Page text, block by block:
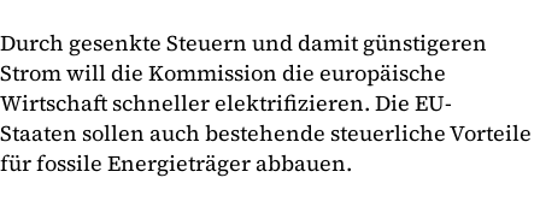
Durch gesenkte Steuern und damit günstigeren
Strom will die Kommission die europäische
Wirtschaft schneller elektrifizieren. Die EU-
Staaten sollen auch bestehende steuerliche Vorteile
für fossile Energieträger abbauen.